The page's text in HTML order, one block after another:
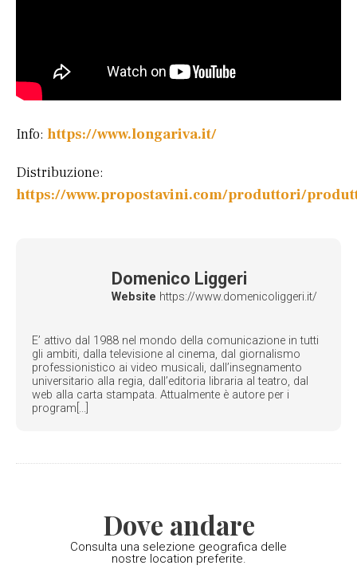
Info: https://www.longariva.it/
Distribuzione:
https://www.propostavini.com/produttori/
Domenico Liggeri
Website https://www.domenicoliggeri.it/
E’ attivo dal 1988 nel mondo della comunicazione in tutti
gli ambiti, dalla televisione al cinema, dal giornalismo
professionistico ai video musicali, dall’insegnamento
universitario alla regia, dall’editoria libraria al teatro, dal
web alla carta stampata. Attualmente è autore per i
program[...]
Dove andare
Consulta una selezione geografica delle
nostre location preferite.